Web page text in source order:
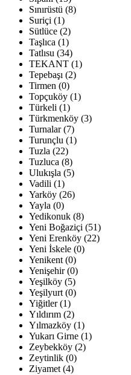
Sınırüstü (8)
Suriçi (1)
Sütlüce (2)
Taşlıca (1)
Tatlısu (34)
TEKANT (1)
Tepebaşı (2)
Tirmen (0)
Topçuköy (1)
Türkeli (1)
Türkmenköy (3)
Turnalar (7)
Turunçlu (1)
Tuzla (22)
Tuzluca (8)
Ulukışla (5)
Vadili (1)
Yarköy (26)
Yayla (0)
Yedikonuk (8)
Yeni Boğaziçi (51)
Yeni Erenköy (22)
Yeni İskele (0)
Yenikent (0)
Yenişehir (0)
Yeşilköy (5)
Yeşilyurt (0)
Yiğitler (1)
Yıldırım (2)
Yılmazköy (1)
Yukarı Girne (1)
Zeybekköy (2)
Zeytinlik (0)
Ziyamet (4)